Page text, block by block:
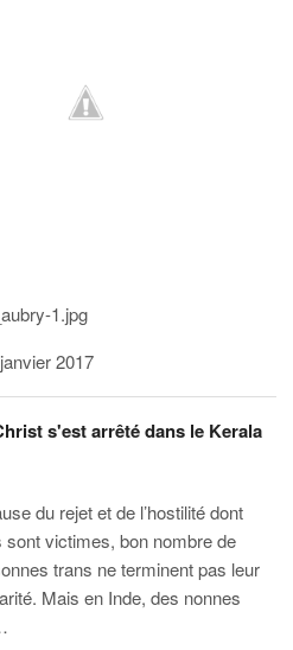
1.jpg
2017
s'est arrêté dans le Kerala
du rejet et de l’hostilité dont
sont victimes, bon nombre de
trans ne terminent pas leur
Mais en Inde, des nonnes